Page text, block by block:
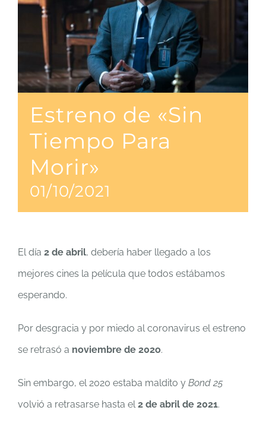
Estreno de «Sin
Tiempo Para
Morir»
01/10/2021
El día 2 de abril, debería haber llegado a los
mejores cines la película que todos estábamos
esperando.
Por desgracia y por miedo al coronavirus el estreno
se retrasó a noviembre de 202o.
Sin embargo, el 2020 estaba maldito y Bond 25
volvió a retrasarse hasta el2 de abril de 2021.